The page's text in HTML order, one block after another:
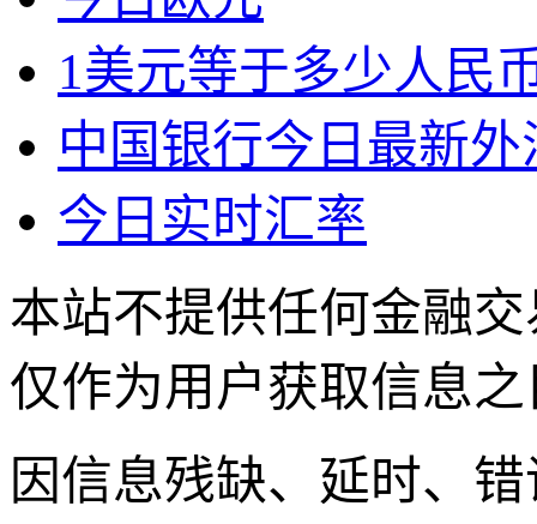
1美元等于多少人民
中国银行今日最新
今日实时汇率
本站不提供任何金融
仅作为用户获取信息
因信息残缺、延时、